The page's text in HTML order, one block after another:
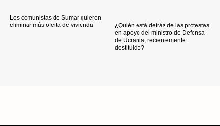
Los comunistas de Sumar quieren
eliminar más oferta de vivienda
¿Quién está detrás de las protestas
en apoyo del ministro de Defensa
de Ucrania, recientemente
destituido?